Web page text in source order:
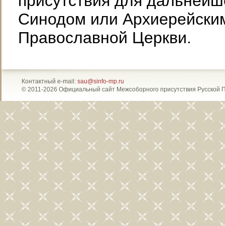
Синодом или
Православной Церкви.
Контактный e-mail: sau@sinfo-mp.ru
© 2011-2026 Официальный сайт Межсоборного присутствия Русской